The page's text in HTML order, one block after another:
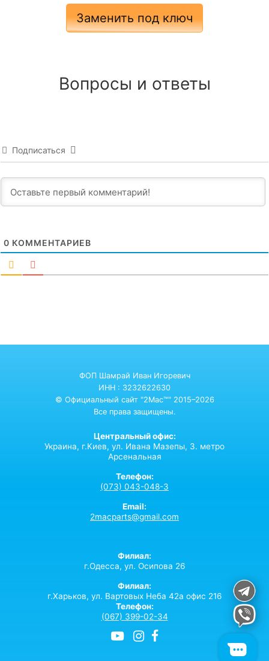
Заменить под ключ
Вопросы и ответы
Подписаться
0 КОММЕНТАРИЕВ
ФОП Шамрай Иван Игоревич
ИНН : 3232622630
© Официальный сайт "2Mac™" 2015–2026
Все права защищены.
Центральный офис:
Украина, г.Киев, ул. Ивана Мазепы, 3. метро
Арсенальная
Телефон:
(073) 043-048-3
Email:
2macparts@gmail.com
Филиал:
г.Одесса, ул. Осипова 26
Филиал:
г.Харьков, ул. Вартовых Неба 42а офис 216
Телефон:
(067) 399-02-34